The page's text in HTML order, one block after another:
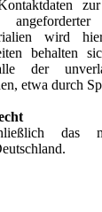
wird
behalten
der
etwa durch
das